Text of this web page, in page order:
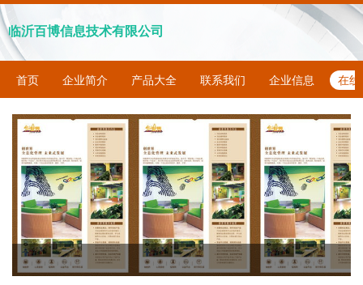
临沂百博信息技术有限公司
首页 企业简介 产品大全 联系我们 企业信息 在线